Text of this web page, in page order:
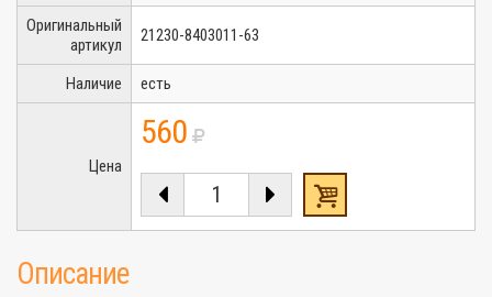
Оригинальный
артикул
21230-8403011-63
Наличие есть
Цена
560
Описание